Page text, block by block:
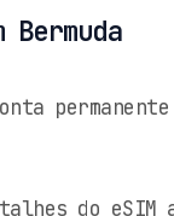
do eSIM